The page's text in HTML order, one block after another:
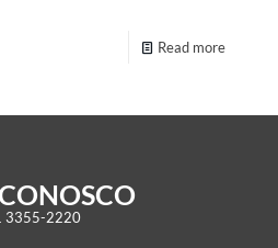
Read more
3355-2220